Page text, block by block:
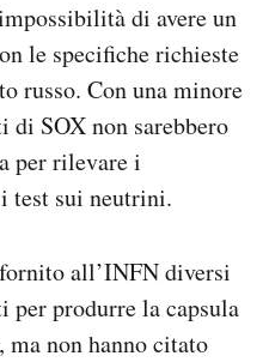
di avere un
le specifiche richieste
russo. Con una minore
SOX non sarebbero
per rilevare i
test sui neutrini.
all’INFN diversi
produrre la capsula
non hanno citato